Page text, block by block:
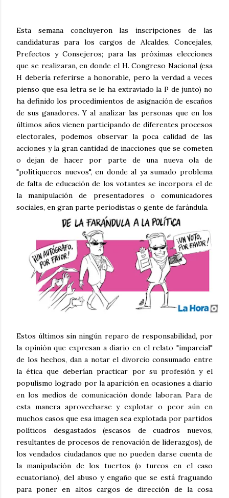
Esta semana concluyeron las inscripciones de las
candidaturas para los cargos de Alcaldes, Concejales,
Prefectos y Consejeros; para las próximas elecciones
que se realizaran, en donde el H. Congreso Nacional (esa
H debería referirse a honorable, pero la verdad a veces
pienso que esa letra se le ha extraviado la P de junto) no
ha definido los procedimientos de asignación de escaños
de sus ganadores. Y al analizar las personas que en los
últimos años vienen participando de diferentes procesos
electorales, podemos observar la poca calidad de las
acciones y la gran cantidad de inacciones que se cometen
o dejan de hacer por parte de una nueva ola de
"politiqueros nuevos", en donde al ya sumado problema
de falta de educación de los votantes se incorpora el de
la manipulación de presentadores o comunicadores
sociales, en gran parte periodistas o gente de farándula.
Estos últimos sin ningún reparo de responsabilidad, por
la opinión que expresan a diario en el relato "imparcial"
de los hechos, dan a notar el divorcio consumado entre
la ética que deberían practicar por su profesión y el
populismo logrado por la aparición en ocasiones a diario
en los medios de comunicación donde laboran. Para de
esta manera aprovecharse y explotar o peor aún en
muchos casos que esa imagen sea explotada por partidos
políticos desgastados (escasos de cuadros nuevos,
resultantes de procesos de renovación de liderazgos), de
los vendados ciudadanos que no pueden darse cuenta de
la manipulación de los tuertos (o turcos en el caso
ecuatoriano), del abuso y engaño que se está fraguando
para poner en altos cargos de dirección de la cosa